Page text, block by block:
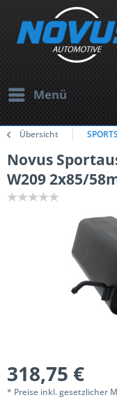
Menü
Übersicht
Novus
W209 2x85/
318,75 €
* Preise inkl. gesetzlicher